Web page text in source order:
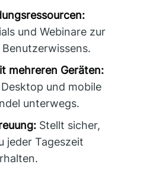
und Webinare zur
mehreren Geräten:
und mobile
unterwegs.
Stellt sicher,
jeder Tageszeit